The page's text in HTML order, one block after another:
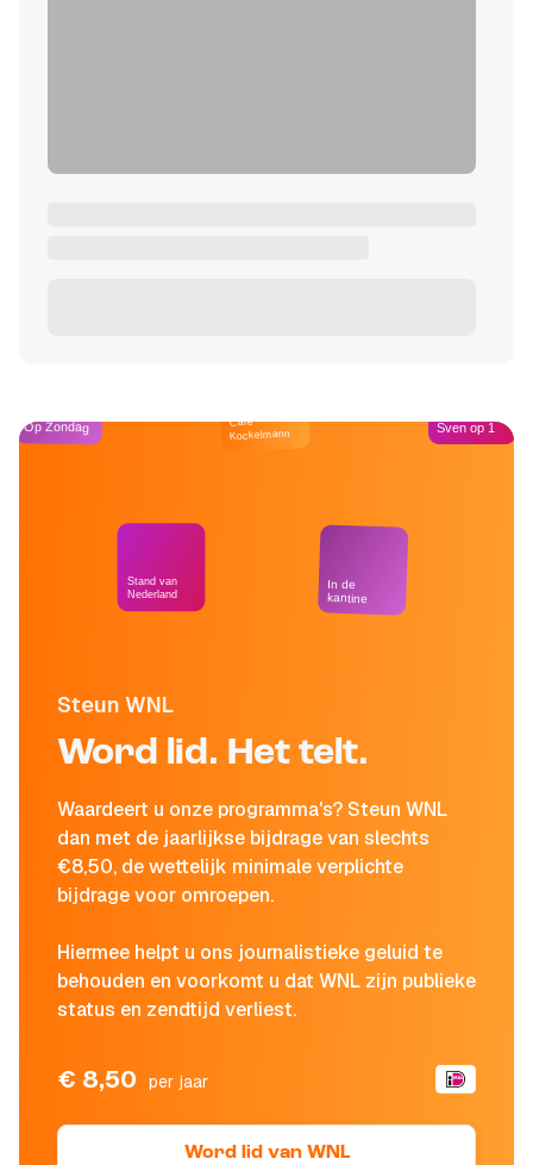
Steun WNL
Word lid. Het telt.
Waardeert u onze programma's? Steun WNL
dan met de jaarlijkse bijdrage van slechts
€8,50, de wettelijk minimale verplichte
bijdrage voor omroepen.
Hiermee helpt u ons journalistieke geluid te
behouden en voorkomt u dat WNL zijn publieke
status en zendtijd verliest.
€ 8,50 per jaar
Word lid van WNL
Op Zondag
Stand van
Nederland
Café
Kockelmann
In de
kantine
Sven op 1